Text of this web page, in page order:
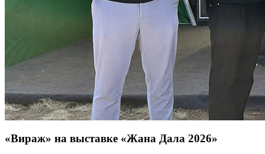
«Вираж» на выставке «Жана Дала 2026»